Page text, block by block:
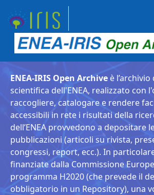
ENEA-IRIS Open Archive è
scientifica dell'ENEA, realizzato con
raccogliere, catalogare e rendere
accessibili in rete i risultati della
dell’ENEA provvedono a depositare
pubblicazioni (articoli su rivista,
congressi, report, ecc.). In
finanziate dalla Commissione
programma H2020 (che prevede il
obbligatorio in un Repository), una